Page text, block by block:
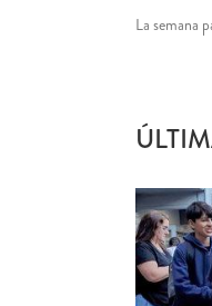
La semana